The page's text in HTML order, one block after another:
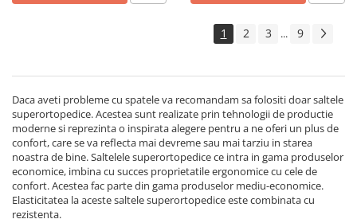
1 2 3 ... 9
Daca aveti probleme cu spatele va recomandam sa folositi doar saltele
superortopedice. Acestea sunt realizate prin tehnologii de productie
moderne si reprezinta o inspirata alegere pentru a ne oferi un plus de
confort, care se va reflecta mai devreme sau mai tarziu in starea
noastra de bine. Saltelele superortopedice ce intra in gama produselor
economice, imbina cu succes proprietatile ergonomice cu cele de
confort. Acestea fac parte din gama produselor mediu-economice.
Elasticitatea la aceste saltele superortopedice este combinata cu
rezistenta.